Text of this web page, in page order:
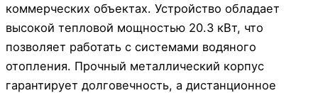
коммерческих объектах. Устройство обладает
высокой тепловой мощностью 20.3 кВт, что
позволяет работать с системами водяного
отопления. Прочный металлический корпус
гарантирует долговечность, а дистанционное